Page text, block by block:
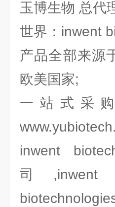
玉博生物 总
世界：inwent
产品全部来源
欧美国家;
一站式采
inwent
司,inwent